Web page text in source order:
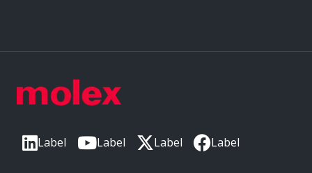
Label Label Label Label